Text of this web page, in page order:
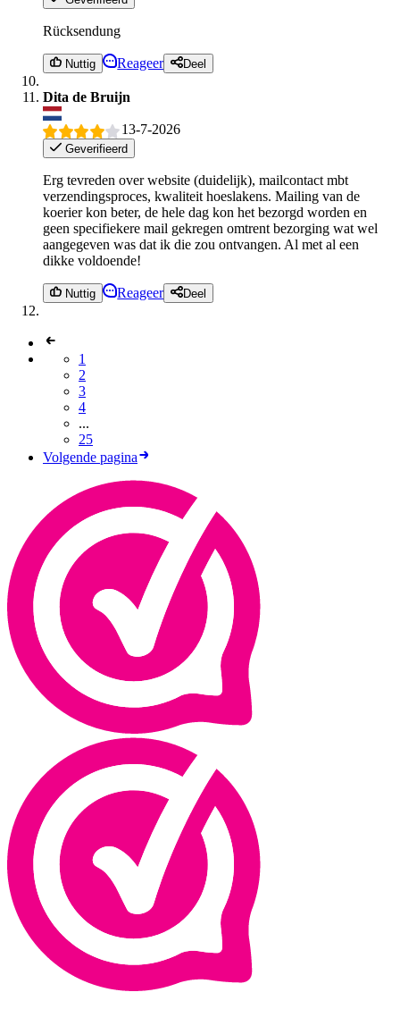
Rücksendung
Nuttig Reageer Deel
Dita de Bruijn
13-7-2026
Geverifieerd
Erg tevreden over website (duidelijk), mailcontact mbt
verzendingsproces, kwaliteit hoeslakens. Mailing van de
koerier kon beter, de hele dag kon het bezorgd worden en
geen specifiekere mail gekregen omtrent bezorging wat wel
aangegeven was dat ik die zou ontvangen. Al met al een
dikke voldoende!
Nuttig Reageer Deel
1
2
3
4
...
25
Volgende pagina